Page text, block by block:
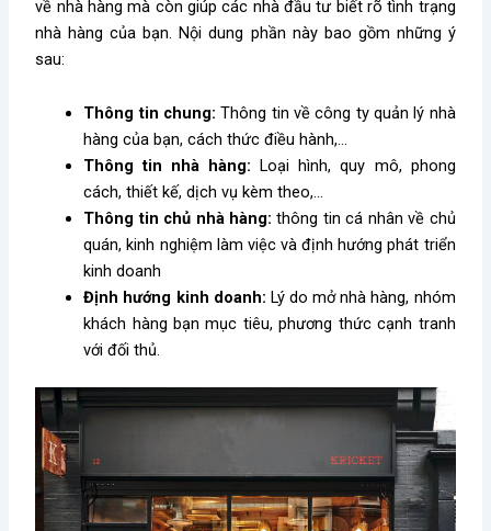
về nhà hàng mà còn giúp các nhà đầu tư biết rõ tình trạng
nhà hàng của bạn. Nội dung phần này bao gồm những ý
sau:
Thông tin chung: Thông tin về công ty quản lý nhà
hàng của bạn, cách thức điều hành,…
Thông tin nhà hàng: Loại hình, quy mô, phong
cách, thiết kế, dịch vụ kèm theo,…
Thông tin chủ nhà hàng: thông tin cá nhân về chủ
quán, kinh nghiệm làm việc và định hướng phát triển
kinh doanh
Định hướng kinh doanh: Lý do mở nhà hàng, nhóm
khách hàng bạn mục tiêu, phương thức cạnh tranh
với đối thủ.